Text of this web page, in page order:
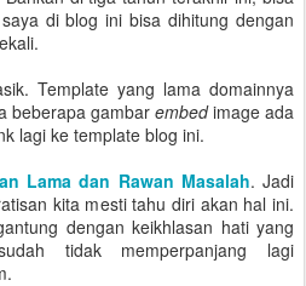
di blog ini bisa dihitung dengan
Template yang lama domainnya
beberapa gambar embedimage ada
lagi ke template blog ini.
Lama dan Rawan Masalah. Jadi
kita mesti tahu diri akan hal ini.
dengan keikhlasan hati yang
tidak memperpanjang lagi